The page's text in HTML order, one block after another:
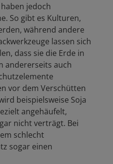
jedoch
So gibt es Kulturen,
während andere
lassen sich
dass sie die Erde in
andererseits auch
vor dem Verschütten
beispielsweise Soja
angehäufelt,
nicht verträgt. Bei
schlecht
sogar einen